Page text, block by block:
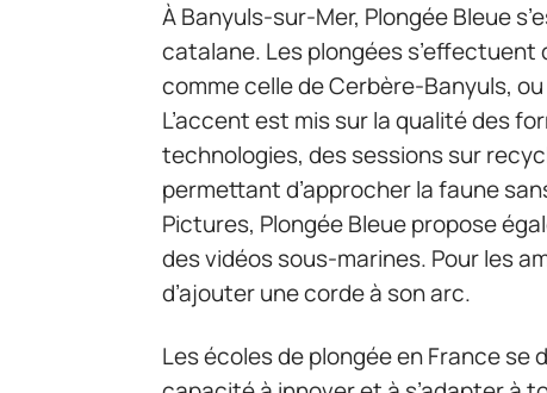
À Banyuls-sur-Mer, Plongée Bleue
catalane. Les plongées
comme celle de Cerbère-Banyuls,
L’accent est mis sur la qualité des
technologies, des sessions sur
permettant d’approcher la faune
Pictures, Plongée Bleue propose
des vidéos sous-marines. Pour les
d’ajouter une corde à son arc.
Les écoles de plongée en France